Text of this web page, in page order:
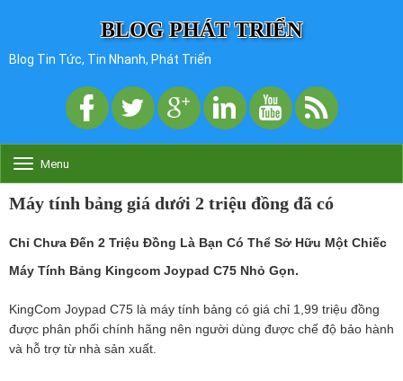
BLOG PHÁT TRIỂN
Blog Tin Tức, Tin Nhanh, Phát Triển
o
g
g
e
a
g
Menu
Máy tính bảng giá dưới 2 triệu đồng đã có
Chỉ Chưa Đến 2 Triệu Đồng Là Bạn Có Thể Sở Hữu Một Chiếc
Máy Tính Bảng Kingcom Joypad C75 Nhỏ Gọn.
KingCom Joypad C75 là máy tính bảng có giá chỉ 1,99 triệu đồng
được phân phối chính hãng nên người dùng được chế độ bảo hành
và hỗ trợ từ nhà sản xuất.